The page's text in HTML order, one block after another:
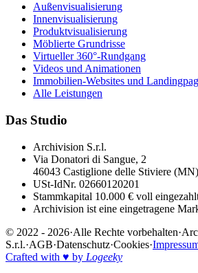
Außenvisualisierung
Innenvisualisierung
Produktvisualisierung
Möblierte Grundrisse
Virtueller 360°-Rundgang
Videos und Animationen
Immobilien-Websites und
Alle Leistungen
Das Studio
Archivision S.r.l.
Via Donatori di Sangue, 2
46043 Castiglione delle Stiviere
USt-IdNr. 02660120201
Stammkapital 10.000 € voll
Archivision ist eine eingetragene
© 2022 - 2026·Alle Rechte vorbehalten·
S.r.l.·AGB·Datenschutz·Cookies·
Crafted with ♥ by Logeeky